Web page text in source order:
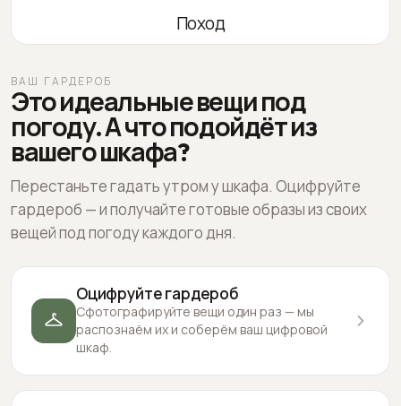
Поход
ВАШ ГАРДЕРОБ
Это идеальные вещи под
погоду. А что подойдёт из
вашего шкафа?
Перестаньте гадать утром у шкафа. Оцифруйте
гардероб — и получайте готовые образы из своих
вещей под погоду каждого дня.
Оцифруйте гардероб
Сфотографируйте вещи один раз — мы
распознаём их и соберём ваш цифровой
шкаф.